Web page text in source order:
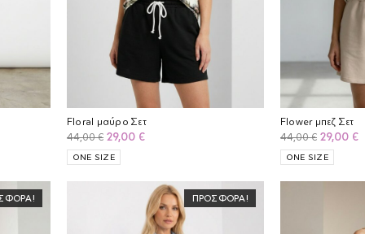
Floral μαύρο Σετ
44,00€ Original
price
was:
29,00 €Η
είναι:
29,00 €.
ONE SIZE
Flower μπεζ Σετ
44,00€ Original
price
was:
44,00 €.
29,00 €Η
ONE SIZE
ΠΡΟΣΦΟΡΆ!